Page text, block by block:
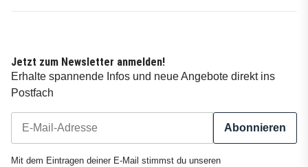
Jetzt zum Newsletter anmelden!
Erhalte spannende Infos und neue Angebote direkt ins
Postfach
Abonnieren
Mit dem Eintragen deiner E-Mail stimmst du unseren